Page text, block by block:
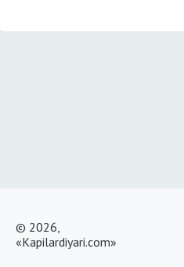
© 2026,
«Kapilardiyari.com»